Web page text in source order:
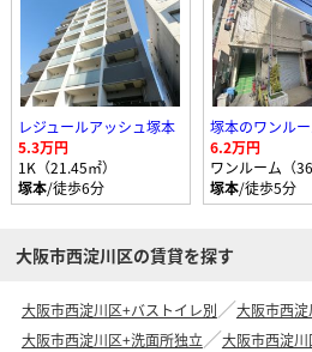
レジュールアッシュ塚本
5.3万円
1K（21.45㎡）
塚本/徒歩6分
6.2万円
ワンルーム（
塚本/徒歩5分
大阪市西淀川区の賃貸を探す
大阪市西淀川区+バストイレ別
大阪市西
大阪市西淀川区+洗面所独立
大阪市西淀